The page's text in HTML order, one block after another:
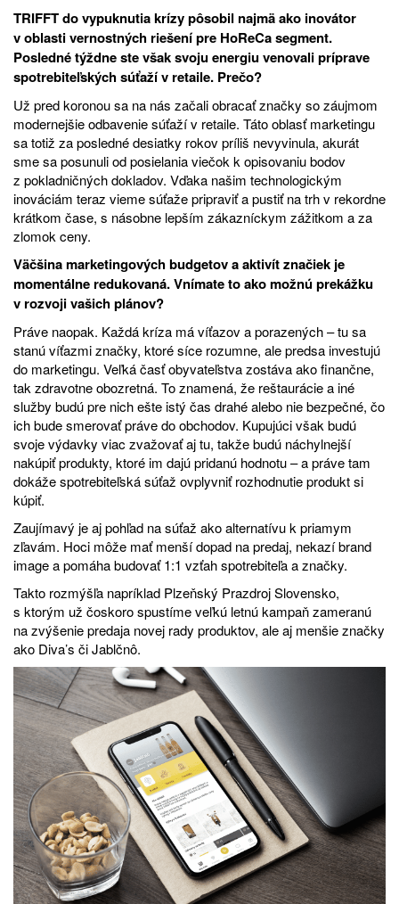
TRIFFT do vypuknutia krízy pôsobil najmä ako inovátor
v oblasti vernostných riešení pre HoReCa segment.
Posledné týždne ste však svoju energiu venovali príprave
spotrebiteľských súťaží v retaile. Prečo?
Už pred koronou sa na nás začali obracať značky so záujmom
modernejšie odbavenie súťaží v retaile. Táto oblasť marketingu
sa totiž za posledné desiatky rokov príliš nevyvinula, akurát
sme sa posunuli od posielania viečok k opisovaniu bodov
z pokladničných dokladov. Vďaka našim technologickým
inováciám teraz vieme súťaže pripraviť a pustiť na trh v rekordne
krátkom čase, s násobne lepším zákazníckym zážitkom a za
zlomok ceny.
Väčšina marketingových budgetov a aktivít značiek je
momentálne redukovaná. Vnímate to ako možnú prekážku
v rozvoji vašich plánov?
Práve naopak. Každá kríza má víťazov a porazených – tu sa
stanú víťazmi značky, ktoré síce rozumne, ale predsa investujú
do marketingu. Veľká časť obyvateľstva zostáva ako finančne,
tak zdravotne obozretná. To znamená, že reštaurácie a iné
služby budú pre nich ešte istý čas drahé alebo nie bezpečné, čo
ich bude smerovať práve do obchodov. Kupujúci však budú
svoje výdavky viac zvažovať aj tu, takže budú náchylnejší
nakúpiť produkty, ktoré im dajú pridanú hodnotu – a práve tam
dokáže spotrebiteľská súťaž ovplyvniť rozhodnutie produkt si
kúpiť.
Zaujímavý je aj pohľad na súťaž ako alternatívu k priamym
zľavám. Hoci môže mať menší dopad na predaj, nekazí brand
image a pomáha budovať 1:1 vzťah spotrebiteľa a značky.
Takto rozmýšľa napríklad Plzeňský Prazdroj Slovensko,
s ktorým už čoskoro spustíme veľkú letnú kampaň zameranú
na zvýšenie predaja novej rady produktov, ale aj menšie značky
ako Diva’s či Jablčnô.